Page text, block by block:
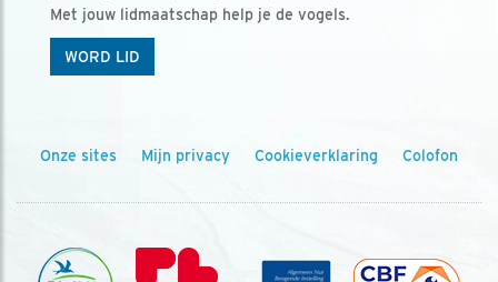
Met jouw lidmaatschap help je de vogels.
WORD LID
Onze sites Mijn privacy Cookieverklaring Colofon